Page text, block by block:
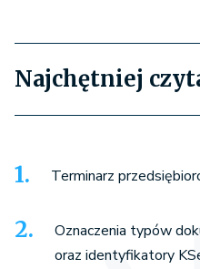
Najchętniej
Terminarz
Oznaczenia typów
oraz identyfikatory